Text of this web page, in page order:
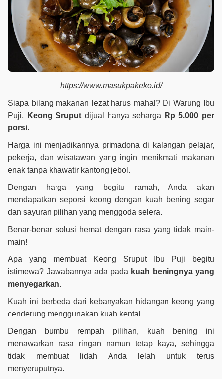
https://www.masukpakeko.id/
Siapa bilang makanan lezat harus mahal? Di Warung Ibu
Puji,
Keong Sruput dijual hanya seharga
Rp 5.000 per
porsi.
Harga ini menjadikannya primadona di kalangan pelajar,
pekerja, dan wisatawan yang ingin menikmati makanan
enak tanpa khawatir kantong jebol.
Dengan harga yang begitu ramah, Anda akan
mendapatkan seporsi keong dengan kuah bening segar
dan sayuran pilihan yang menggoda selera.
Benar-benar solusi hemat dengan rasa yang tidak main-
main!
Apa yang membuat Keong Sruput Ibu Puji begitu
istimewa? Jawabannya ada pada kuah beningnya yang
menyegarkan.
Kuah ini berbeda dari kebanyakan hidangan keong yang
cenderung menggunakan kuah kental.
Dengan bumbu rempah pilihan, kuah bening ini
menawarkan rasa ringan namun tetap kaya, sehingga
tidak membuat lidah Anda lelah untuk terus
menyeruputnya.